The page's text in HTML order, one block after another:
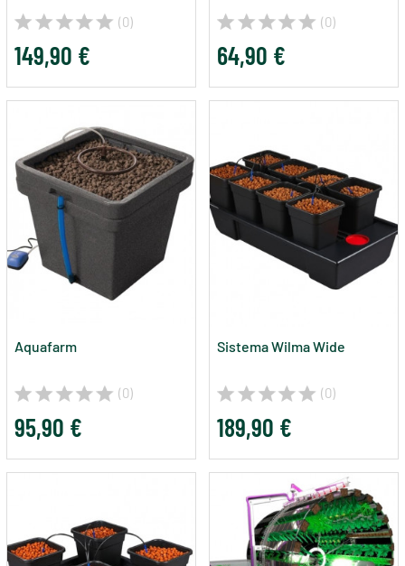
(0)
149,90 €
(0)
64,90 €
Aquafarm
(0)
95,90 €
Sistema Wilma Wide
(0)
189,90 €